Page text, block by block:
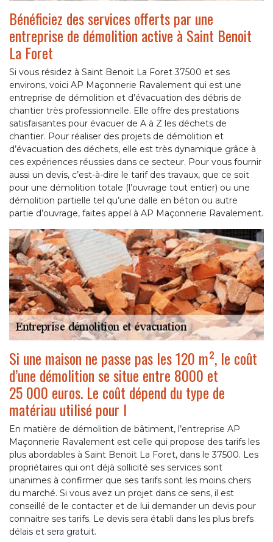
Bénéficiez des services offerts par une
entreprise de démolition active à Saint Benoit
La Foret
Si vous résidez à Saint Benoit La Foret 37500 et ses
environs, voici AP Maçonnerie Ravalement qui est une
entreprise de démolition et d’évacuation des débris de
chantier très professionnelle. Elle offre des prestations
satisfaisantes pour évacuer de A à Z les déchets de
chantier. Pour réaliser des projets de démolition et
d’évacuation des déchets, elle est très dynamique grâce à
ces expériences réussies dans ce secteur. Pour vous fournir
aussi un devis, c’est-à-dire le tarif des travaux, que ce soit
pour une démolition totale (l’ouvrage tout entier) ou une
démolition partielle tel qu’une dalle en béton ou autre
partie d’ouvrage, faites appel à AP Maçonnerie Ravalement.
Si une maison ne passe pas les 120 m², le coût
d’une démolition se situe entre 8000 et
25 000 euros. Le coût dépend du type de
matériau utilisé pour l
En matière de démolition de bâtiment, l’entreprise AP
Maçonnerie Ravalement est celle qui propose des tarifs les
plus abordables à Saint Benoit La Foret, dans le 37500. Les
propriétaires qui ont déjà sollicité ses services sont
unanimes à confirmer que ses tarifs sont les moins chers
du marché. Si vous avez un projet dans ce sens, il est
conseillé de le contacter et de lui demander un devis pour
connaitre ses tarifs. Le devis sera établi dans les plus brefs
délais et sera gratuit.